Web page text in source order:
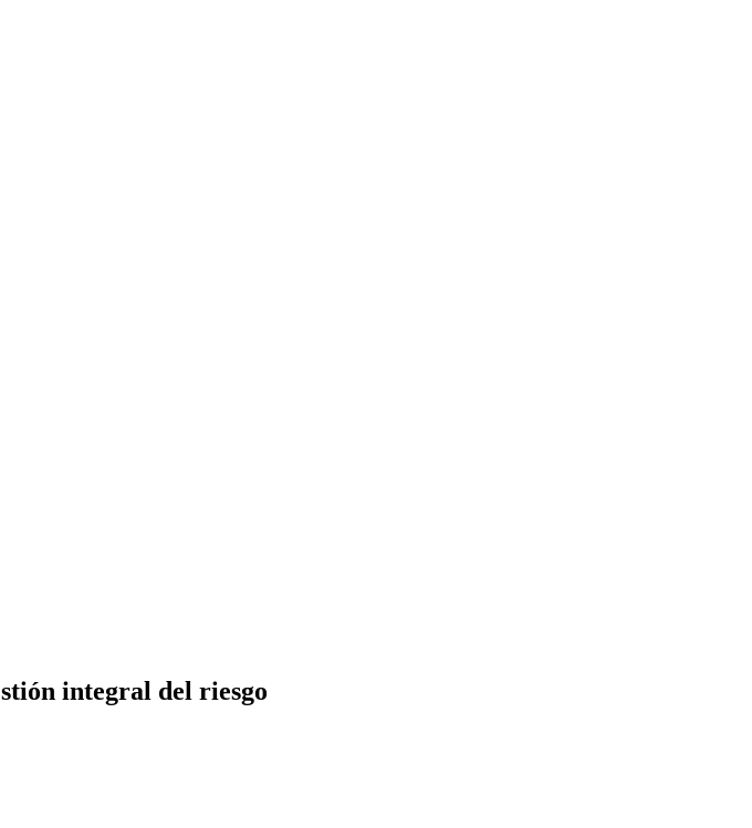
integral del riesgo